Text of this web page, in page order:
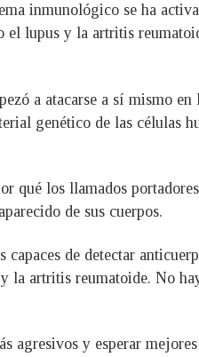
inmunológico se ha
el lupus y la artritis
a atacarse a sí mismo
genético de las células
qué los llamados
de sus cuerpos.
de detectar
la artritis reumatoide. No
agresivos y esperar